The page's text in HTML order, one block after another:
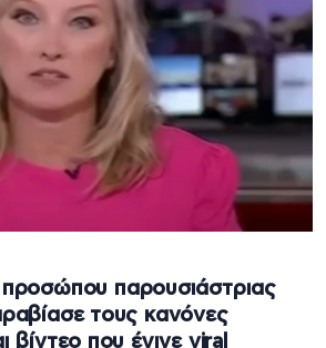
παρουσιάστριας
τους κανόνες
βίντεο που έγινε viral